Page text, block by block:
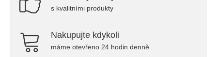
s kvalitními produkty
Nakupujte kdykoli
máme otevřeno 24 hodin denně